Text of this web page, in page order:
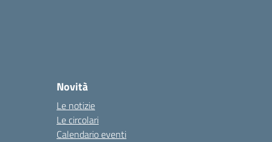
Novità
Le notizie
Le circolari
Calendario eventi